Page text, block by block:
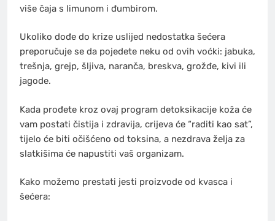
više čaja s limunom i đumbirom.
Ukoliko dođe do krize uslijed nedostatka šećera
preporučuje se da pojedete neku od ovih voćki: jabuka,
trešnja, grejp, šljiva, naranča, breskva, grožđe, kivi ili
jagode.
Kada prođete kroz ovaj program detoksikacije koža će
vam postati čistija i zdravija, crijeva će “raditi kao sat”,
tijelo će biti očišćeno od toksina, a nezdrava želja za
slatkišima će napustiti vaš organizam.
Kako možemo prestati jesti proizvode od kvasca i
šećera: